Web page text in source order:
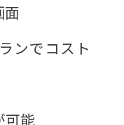
面
ンでコスト
可能